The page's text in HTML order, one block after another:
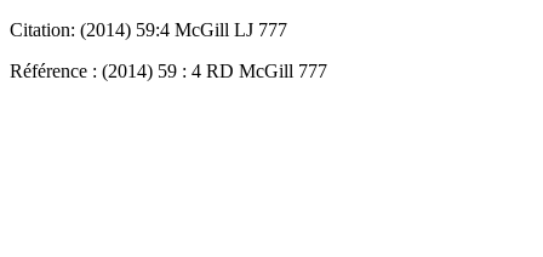
Citation: (2014) 59:4 McGill LJ 777
Référence : (2014) 59 : 4 RD McGill 777